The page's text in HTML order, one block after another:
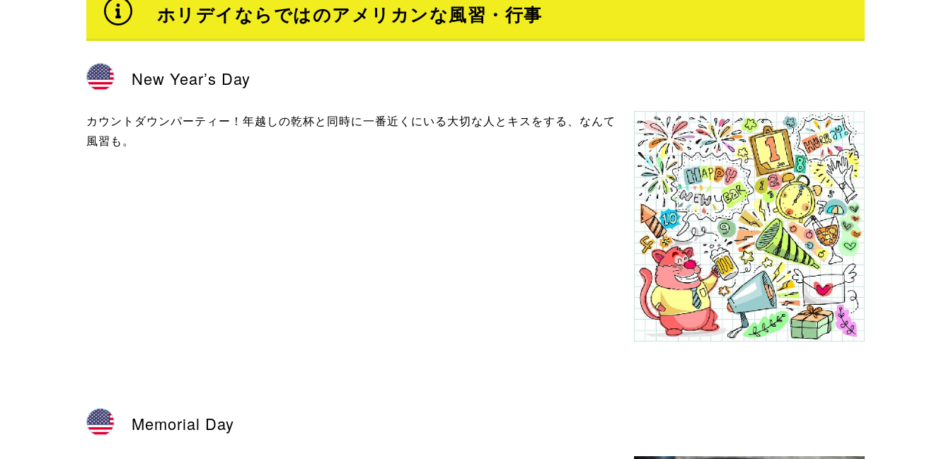
ホリデイならではのアメリカンな風習・行事
New Year’s Day
カウントダウンパーティー！年越しの乾杯と同時に一番近くにいる大切な人とキスをする、なんて
風習も。
Memorial Day